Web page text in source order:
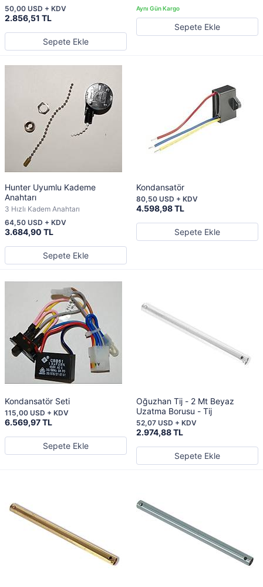
2.856,51 TL
50,00 USD + KDV
Sepete Ekle
Sepete Ekle
Hunter Uyumlu Kademe
Anahtarı
3 Hızlı Kadem Anahtarı
3.684,90 TL
64,50 USD + KDV
Sepete Ekle
Kondansatör
4.598,98 TL
80,50 USD + KDV
Sepete Ekle
Kondansatör Seti
6.569,97 TL
115,00 USD + KDV
Sepete Ekle
Oğuzhan Tij - 2 Mt Beyaz
Uzatma Borusu - Tij
2.974,88 TL
52,07 USD + KDV
Sepete Ekle